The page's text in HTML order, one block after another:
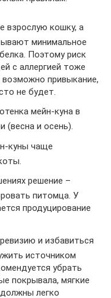
взрослую кошку, а
минимальное
Поэтому риск
с аллергией тоже
привыкание,
не будет.
мейн-куна в
(весна и осень).
куны чаще
решение –
питомца. У
продуцирование
и избавиться
источником
убрать
покрывала, мягкие
легко